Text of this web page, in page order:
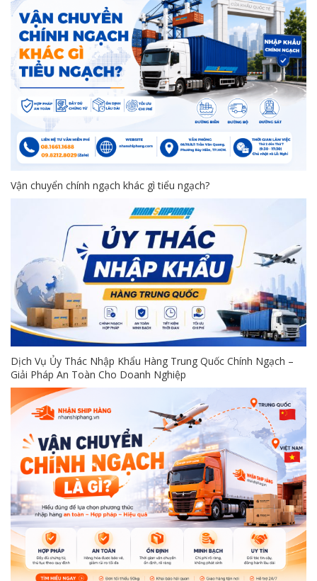
Vận chuyển chính ngạch khác gì tiểu ngạch?
Dịch Vụ Ủy Thác Nhập Khẩu Hàng Trung Quốc Chính Ngạch –
Giải Pháp An Toàn Cho Doanh Nghiệp